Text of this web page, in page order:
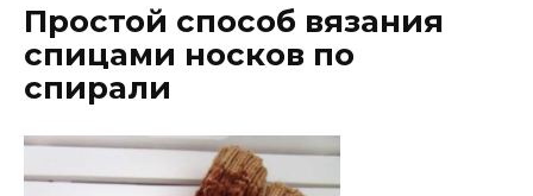
Простой способ вязания
спицами носков по
спирали